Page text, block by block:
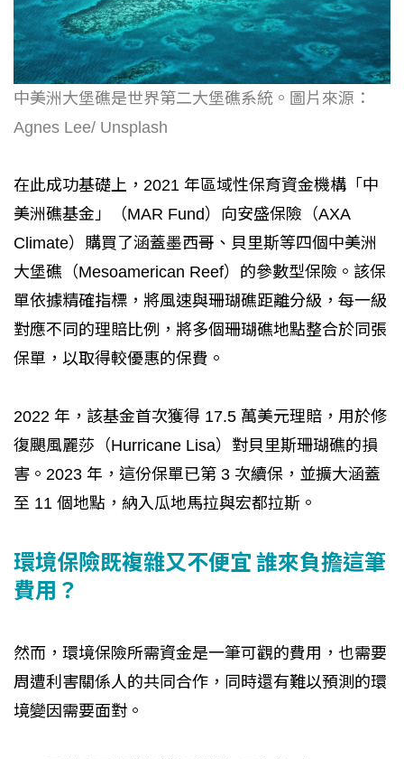
中美洲大堡礁是世界第二大堡礁系統。圖片來源：
Agnes Lee/ Unsplash
在此成功基礎上，2021 年區域性保育資金機構「中
美洲礁基金」（MAR Fund）向安盛保險（AXA
Climate）購買了涵蓋墨西哥、貝里斯等四個中美洲
大堡礁（Mesoamerican Reef）的參數型保險。該保
單依據精確指標，將風速與珊瑚礁距離分級，每一級
對應不同的理賠比例，將多個珊瑚礁地點整合於同張
保單，以取得較優惠的保費。
2022 年，該基金首次獲得 17.5 萬美元理賠，用於修
復颶風麗莎（Hurricane Lisa）對貝里斯珊瑚礁的損
害。2023 年，這份保單已第 3 次續保，並擴大涵蓋
至 11 個地點，納入瓜地馬拉與宏都拉斯。
環境保險既複雜又不便宜 誰來負擔這筆
費用？
然而，環境保險所需資金是一筆可觀的費用，也需要
周遭利害關係人的共同合作，同時還有難以預測的環
境變因需要面對。